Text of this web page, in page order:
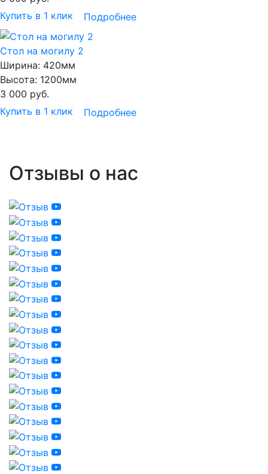
Купить в 1 клик
Подробнее
Стол на могилу 2
Ширина: 420мм
Высота: 1200мм
3 000 руб.
Купить в 1 клик
Подробнее
Отзывы о нас